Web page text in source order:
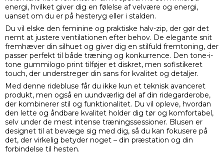
energi, hvilket giver dig en følelse af velvære og energi,
uanset om du er på hesteryg eller i stalden.
Du vil elske den feminine og praktiske halv-zip, der gør det
nemt at justere ventilationen efter behov. De elegante snit
fremhæver din silhuet og giver dig en stilfuld fremtoning, der
passer perfekt til både træning og konkurrence. Den tone-i-
tone gummilogo print tilføjer et diskret, men sofistikeret
touch, der understreger din sans for kvalitet og detaljer.
Med denne ridebluse får du ikke kun et teknisk avanceret
produkt, men også en uundværlig del af din ridegarderobe,
der kombinerer stil og funktionalitet. Du vil opleve, hvordan
den lette og åndbare kvalitet holder dig tør og komfortabel,
selv under de mest intense træningssessioner. Blusen er
designet til at bevæge sig med dig, så du kan fokusere på
det, der virkelig betyder noget – din præstation og din
forbindelse til hesten.